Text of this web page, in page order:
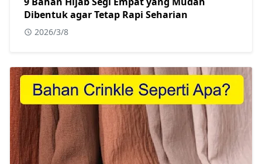
Dibentuk agar Tetap Rapi Seharian
2026/3/8